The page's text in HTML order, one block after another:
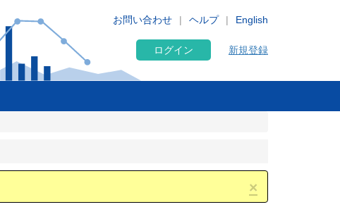
English
お問い合わせ ヘルプ
ログイン 新規登録
×